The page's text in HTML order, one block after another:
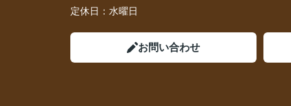
定休日： 水曜日
お問い合わせ